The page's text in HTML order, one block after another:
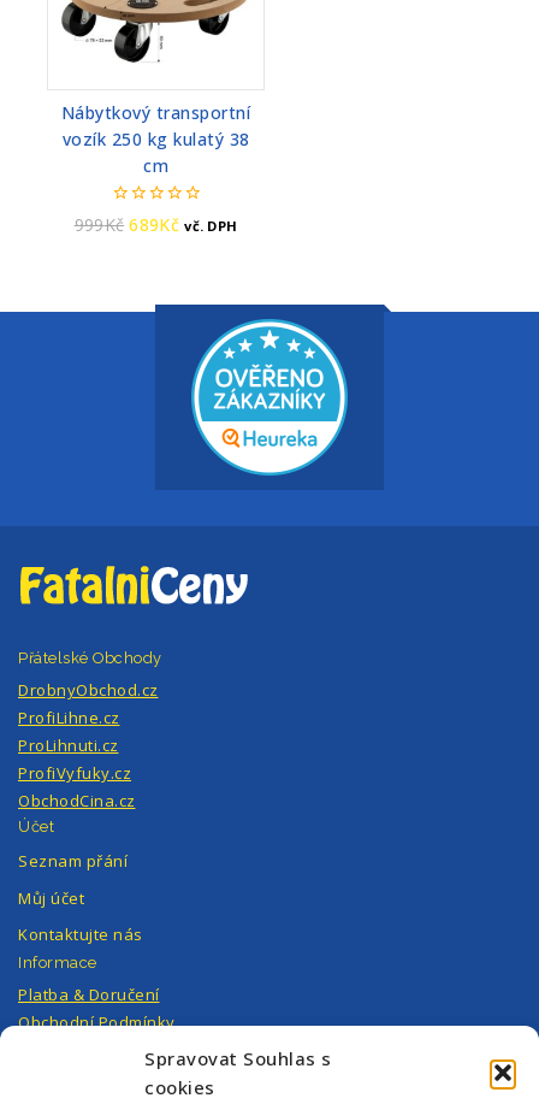
Spravovat Souhlas s
cookies
Nábytkový transportní
vozík 250 kg kulatý 38
cm
0
z
999Kč 689Kč vč. DPH
Přátelské Obchody
DrobnyObchod.cz
ProfiLihne.cz
ProLihnuti.cz
ProfiVyfuky.cz
ObchodCina.cz
Účet
Seznam přání
Můj účet
Kontaktujte nás
Informace
Platba & Doručení
Obchodní Podmínky
Ochrana Osobních Údajů